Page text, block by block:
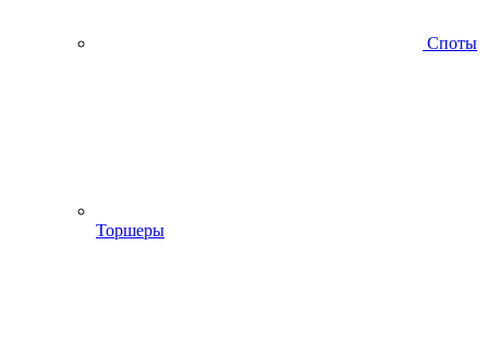
Споты
Торшеры